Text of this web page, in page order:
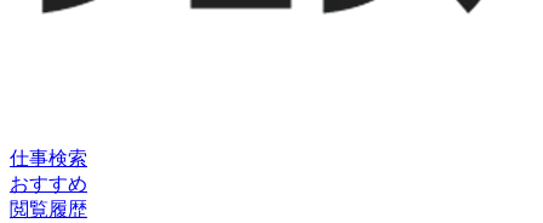
仕事検索
おすすめ
閲覧履歴